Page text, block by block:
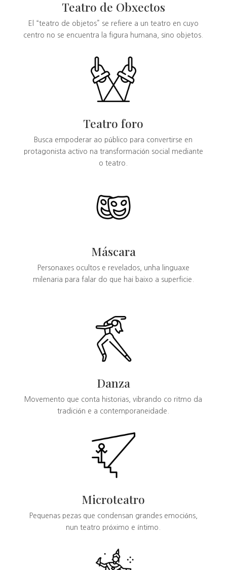
Teatro de Obxectos
El “teatro de objetos” se refiere a un teatro en cuyo
centro no se encuentra la figura humana, sino objetos.
Teatro foro
Busca empoderar ao público para convertirse en
protagonista activo na transformación social mediante
o teatro.
Máscara
Personaxes ocultos e revelados, unha linguaxe
milenaria para falar do que hai baixo a superficie.
Danza
Movemento que conta historias, vibrando co ritmo da
tradición e a contemporaneidade.
Microteatro
Pequenas pezas que condensan grandes emocións,
nun teatro próximo e íntimo.